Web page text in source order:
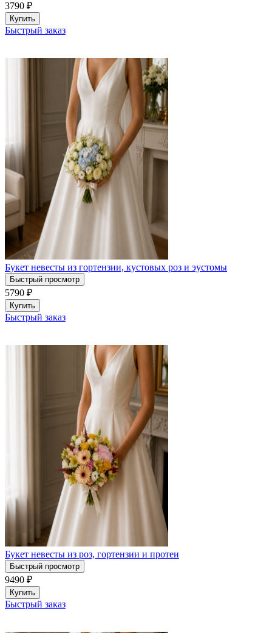
3790 ₽
Купить
Быстрый заказ
Букет невесты из гортензии, кустовых роз и эустомы
Быстрый просмотр
5790 ₽
Купить
Быстрый заказ
Букет невесты из роз, гортензии и протеи
Быстрый просмотр
9490 ₽
Купить
Быстрый заказ